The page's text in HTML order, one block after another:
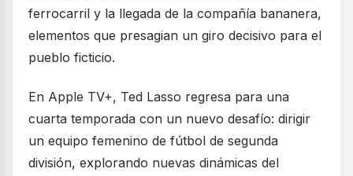
ferrocarril y la llegada de la compañía bananera,
elementos que presagian un giro decisivo para el
pueblo ficticio.
En Apple TV+, Ted Lasso regresa para una
cuarta temporada con un nuevo desafío: dirigir
un equipo femenino de fútbol de segunda
división, explorando nuevas dinámicas del